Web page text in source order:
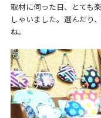
取材に伺った日、とても
しゃいました。選んだり
ね。